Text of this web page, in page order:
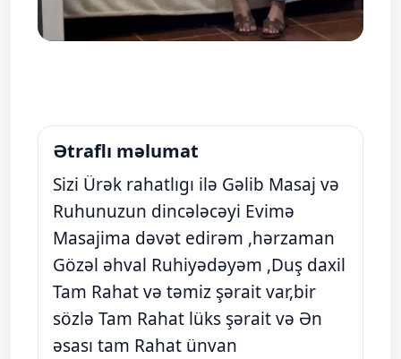
Ətraflı məlumat
Sizi Ürək rahatlıgı ilə Gəlib Masaj və
Ruhunuzun dincələcəyi Evimə
Masajima dəvət edirəm ,hərzaman
Gözəl əhval Ruhiyədəyəm ,Duş daxil
Tam Rahat və təmiz şərait var,bir
sözlə Tam Rahat lüks şərait və Ən
əsası tam Rahat ünvan